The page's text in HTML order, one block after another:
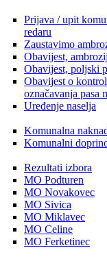
Prijava / upit
redaru
Zaustavimo
Obavijest,
Obavijest, poljski
Obavijest o
označavanja pasa
Uređenje naselja
Komunalna
Komunalni
Rezultati izbora
MO Podturen
MO Novakovec
MO Sivica
MO Miklavec
MO Celine
MO Ferketinec